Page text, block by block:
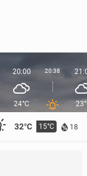
32°C 15°C 18
20:00
24°C
20:38